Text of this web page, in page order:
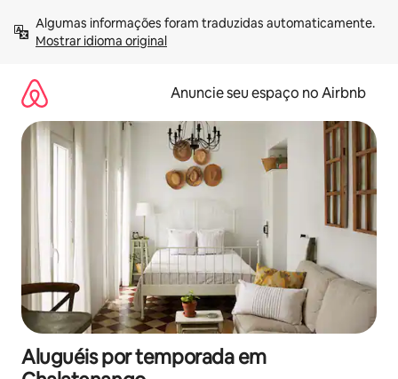
para
Mostrar idioma original
Anuncie seu espaço no Airbnb
Aluguéis por temporada em